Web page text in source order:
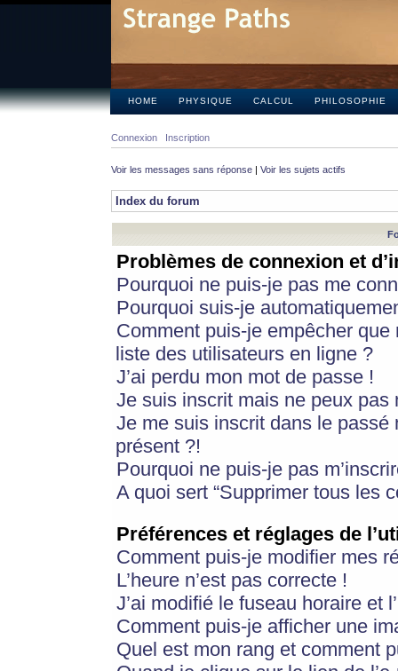
HOME PHYSIQUE CALCUL PHILOSOPHIE
Connexion Inscription
Voir les messages sans réponse | Voir les sujets actifs
Index du forum
Problèmes de connexion et
Pourquoi ne puis-je pas me
Pourquoi suis-je
Comment puis-je empêcher
liste des utilisateurs en ligne ?
J’ai perdu mon mot de passe !
Je suis inscrit mais ne peux pas
Je me suis inscrit dans le
présent ?!
Pourquoi ne puis-je pas
A quoi sert “Supprimer tous les
Préférences et réglages de
Comment puis-je modifier mes
L’heure n’est pas correcte !
J’ai modifié le fuseau horaire et
Comment puis-je afficher une
Quel est mon rang et comment